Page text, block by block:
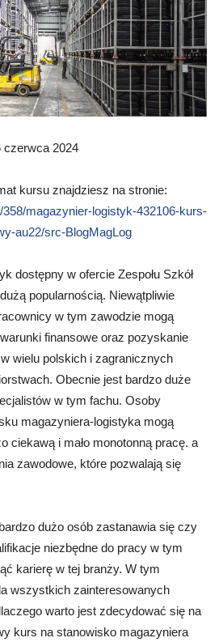
czerwca 2024
kursu znajdziesz na stronie:
magazynier-logistyk-432106-kurs-
au22/src-BlogMagLog
dostępny w ofercie Zespołu Szkół
popularnością. Niewątpliwie
w tym zawodzie mogą
finansowe oraz pozyskanie
wielu polskich i zagranicznych
Obecnie jest bardzo duże
w tym fachu. Osoby
magazyniera-logistyka mogą
ciekawą i mało monotonną pracę. a
zawodowe, które pozwalają się
dużo osób zastanawia się czy
niezbędne do pracy w tym
karierę w tej branży. W tym
wszystkich zainteresowanych
warto jest zdecydować się na
kurs na stanowisko magazyniera